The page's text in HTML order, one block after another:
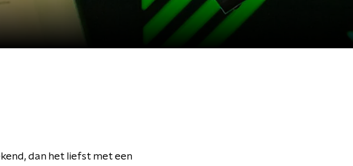
dan het liefst met een